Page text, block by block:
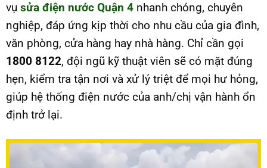
vụ sửa điện nước Quận 4 nhanh chóng, chuyên
nghiệp, đáp ứng kịp thời cho nhu cầu của gia đình,
văn phòng, cửa hàng hay nhà hàng. Chỉ cần gọi
1800 8122, đội ngũ kỹ thuật viên sẽ có mặt đúng
hẹn, kiểm tra tận nơi và xử lý triệt để mọi hư hỏng,
giúp hệ thống điện nước của anh/chị vận hành ổn
định trở lại.